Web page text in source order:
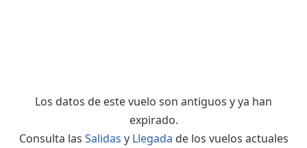
Los datos de este vuelo son antiguos y ya han
expirado.
Consulta las Salidas y Llegada de los vuelos actuales